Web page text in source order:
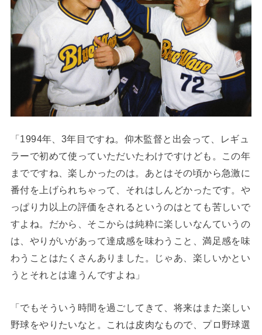
「1994年、3年目ですね。仰木監督と出会って、レギュ
ラーで初めて使っていただいたわけですけども。この年
までですね、楽しかったのは。あとはその頃から急激に
番付を上げられちゃって、それはしんどかったです。や
っぱり力以上の評価をされるというのはとても苦しいで
すよね。だから、そこからは純粋に楽しいなんていうの
は、やりがいがあって達成感を味わうこと、満足感を味
わうことはたくさんありました。じゃあ、楽しいかとい
うとそれとは違うんですよね」
「でもそういう時間を過ごしてきて、将来はまた楽しい
野球をやりたいなと。これは皮肉なもので、プロ野球選